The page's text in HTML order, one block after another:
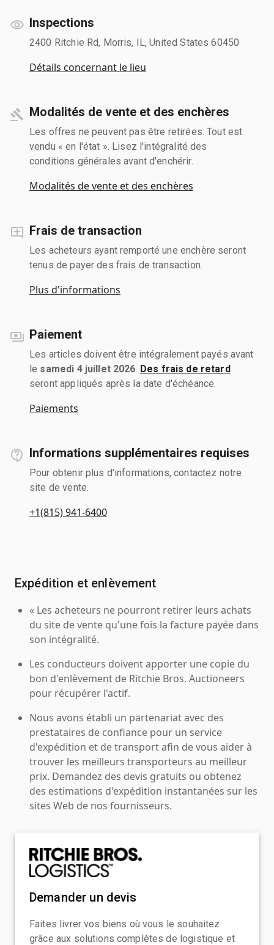
Inspections
2400 Ritchie Rd, Morris, IL, United States 60450
Détails concernant le lieu
Modalités de vente et des enchères
Les offres ne peuvent pas être retirées. Tout est
vendu « en l'état ». Lisez l'intégralité des
conditions générales avant d'enchérir.
Modalités de vente et des enchères
Frais de transaction
Les acheteurs ayant remporté une enchère seront
tenus de payer des frais de transaction.
Plus d'informations
Paiement
Les articles doivent être intégralement payés avant
le samedi 4 juillet 2026 Des frais de retard
seront appliqués après la date d'échéance.
Paiements
Informations supplémentaires requises
Pour obtenir plus d'informations, contactez notre
site de vente.
+1(815) 941-6400
Expédition et enlèvement
« Les acheteurs ne pourront retirer leurs achats
du site de vente qu'une fois la facture payée dans
son intégralité.
Les conducteurs doivent apporter une copie du
bon d'enlèvement de Ritchie Bros. Auctioneers
pour récupérer l'actif.
Nous avons établi un partenariat avec des
prestataires de confiance pour un service
d'expédition et de transport afin de vous aider à
trouver les meilleurs transporteurs au meilleur
prix. Demandez des devis gratuits ou obtenez
des estimations d'expédition instantanées sur les
sites Web de nos fournisseurs.
Demander un devis
Faites livrer vos biens où vous le souhaitez
grâce aux solutions complètes de logistique et